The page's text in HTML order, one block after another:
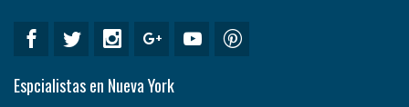
Espcialistas en Nueva York